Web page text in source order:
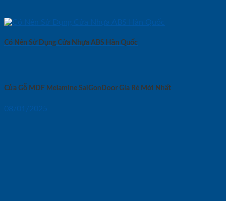
Có Nên Sử Dụng Cửa Nhựa ABS Hàn Quốc
Cửa Gỗ MDF Melamine SaiGonDoor Gía Rẻ Mới Nhất
08/01/2025